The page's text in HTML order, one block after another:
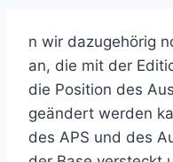
n wir dazugehörig
an, die mit der
die Position des
geändert werden
des APS und des